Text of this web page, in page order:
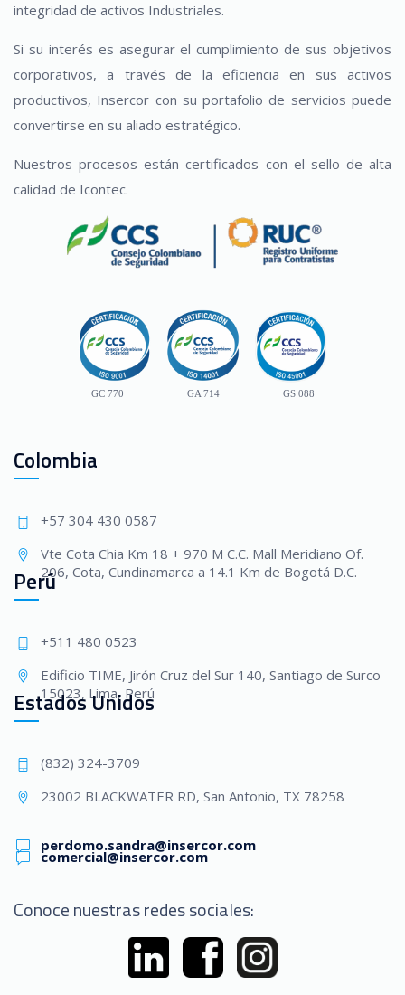
integridad de activos Industriales.
Si su interés es asegurar el cumplimiento de sus objetivos
corporativos, a través de la eficiencia en sus activos
productivos, Insercor con su portafolio de servicios puede
convertirse en su aliado estratégico.
Nuestros procesos están certificados con el sello de alta
calidad de Icontec.
GC 770 GA 714 GS 088
Colombia
+57 304 430 0587
Vte Cota Chia Km 18 + 970 M C.C. Mall Meridiano Of.
206, Cota, Cundinamarca a 14.1 Km de Bogotá D.C.
Perú
+511 480 0523
Edificio TIME, Jirón Cruz del Sur 140, Santiago de Surco
15023, Lima, Perú
Estados Unidos
(832) 324-3709
23002 BLACKWATER RD, San Antonio, TX 78258
comercial@insercor.com
perdomo.sandra@insercor.com
Conoce nuestras redes sociales: